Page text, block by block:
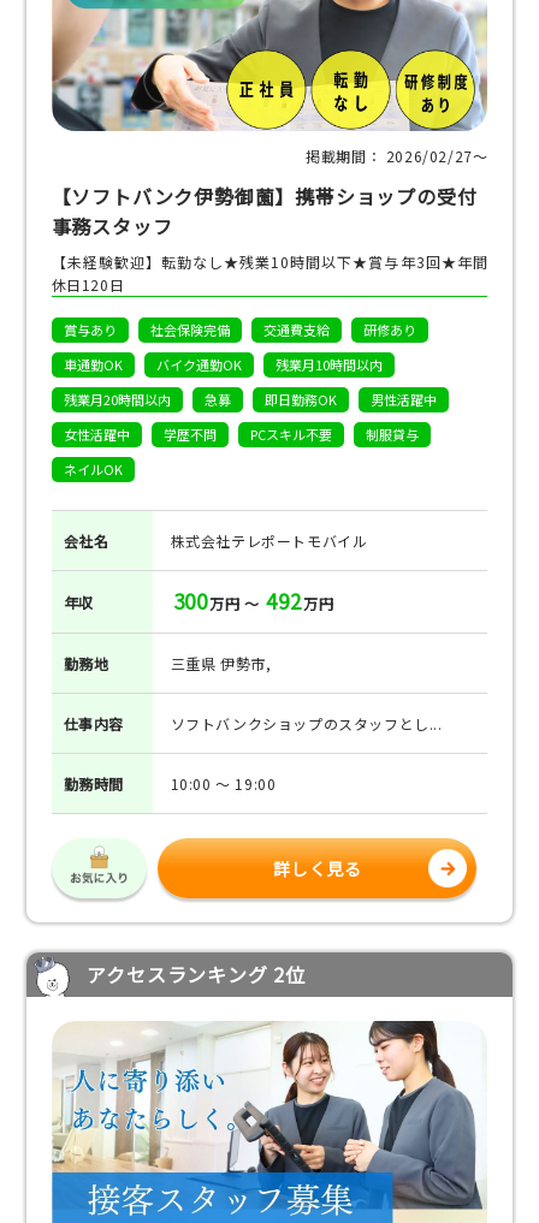
掲載期間： 2026/02/27〜
【ソフトバンク伊勢御薗】携帯ショップの受付
事務スタッフ
【未経験歓迎】転勤なし★残業10時間以下★賞与年3回★年間
休日120日
賞与あり 社会保険完備 交通費支給
研修あり
車通勤OK
バイク通勤OK
残業月10時間以内
残業月20時間以内
急募 即日勤務OK
男性活躍中
女性活躍中
学歴不問 PCスキル不要
制服貸与
ネイルOK
会社名 株式会社テレポートモバイル
年収 300万円 ～ 492万円
勤務地 三重県 伊勢市,
仕事内容 ソフトバンクショップのスタッフとし...
勤務時間 10:00 ～ 19:00
詳しく見る
アクセスランキング 2位